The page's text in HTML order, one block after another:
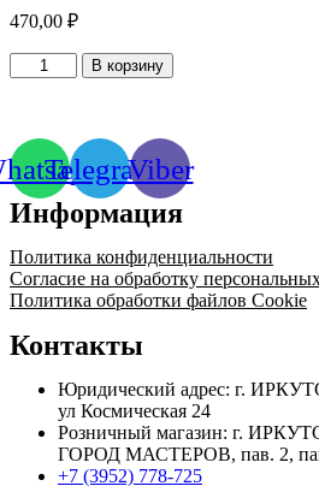
470,00 ₽
Количество
товара
STI
20
Ру40
рыч
б
В корзину
TelegramViber
Информация
Политика конфиденциальности
Согласие на обработку
Политика обработки файлов Cookie
Контакты
Юридический адрес: г.
ул Космическая 24
Розничный магазин: г.
ГОРОД МАСТЕРОВ, пав. 2,
+7 (3952) 778-725